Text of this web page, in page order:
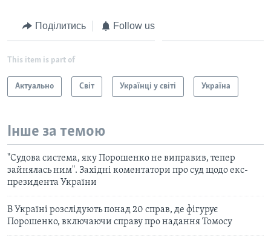
Поділитись Follow us
This item is part of
Актуально Світ Українці у світі Україна
Інше за темою
"Судова система, яку Порошенко не виправив, тепер
зайнялась ним". Західні коментатори про суд щодо екс-
президента України
В Україні розслідують понад 20 справ, де фігурує
Порошенко, включаючи справу про надання Томосу